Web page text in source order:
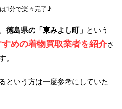
1分で楽々完了♪
徳島県の「東みよし町」 という
すめの着物買取業者を紹介さ
。
という方は一度参考にしていた